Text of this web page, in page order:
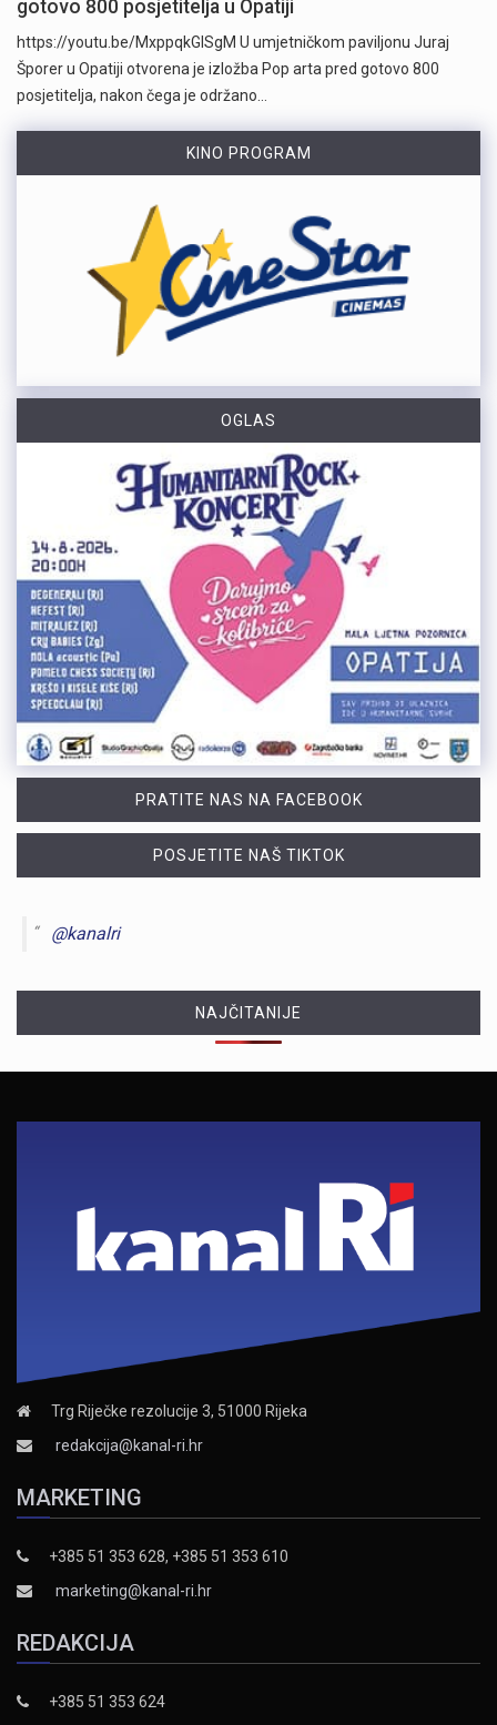
gotovo 800 posjetitelja u Opatiji
https://youtu.be/MxppqkGISgM U umjetničkom paviljonu Juraj
Šporer u Opatiji otvorena je izložba Pop arta pred gotovo 800
posjetitelja, nakon čega je održano…
KINO PROGRAM
OGLAS
PRATITE NAS NA FACEBOOK
POSJETITE NAŠ TIKTOK
@kanalri
NAJČITANIJE
Trg Riječke rezolucije 3, 51000 Rijeka
redakcija@kanal-ri.hr
MARKETING
+385 51 353 628, +385 51 353 610
marketing@kanal-ri.hr
REDAKCIJA
+385 51 353 624